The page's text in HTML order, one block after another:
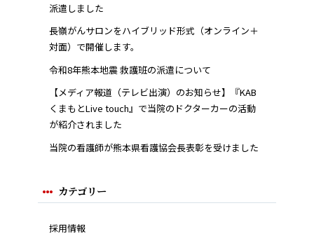
派遣しました
長嶺がんサロンをハイブリッド形式（オンライン＋
対面）で開催します。
令和8年熊本地震 救護班の派遣について
【メディア報道（テレビ出演）のお知らせ】『KAB
くまもとLive touch』で当院のドクターカーの活動
が紹介されました
当院の看護師が熊本県看護協会長表彰を受けました
カテゴリー
採用情報